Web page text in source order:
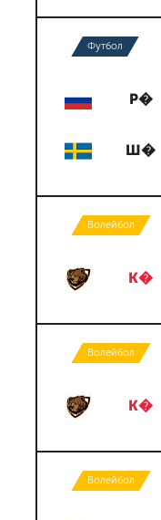
Футбол
Р�
Ш�
Волейбол
К�
Волейбол
К�
Волейбол